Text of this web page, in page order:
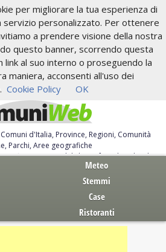
per migliorare la tua esperienza di
servizio personalizzato. Per ottenere
a prendere visione della nostra
questo banner, scorrendo questa
link al suo interno o proseguendo la
maniera, acconsenti all'uso dei
Cookie Policy OK
d'Italia, Province, Regioni, Comunità
Parchi, Aree geografiche
moduli, leggi, free download
Meteo
Stemmi
Case
Ristoranti